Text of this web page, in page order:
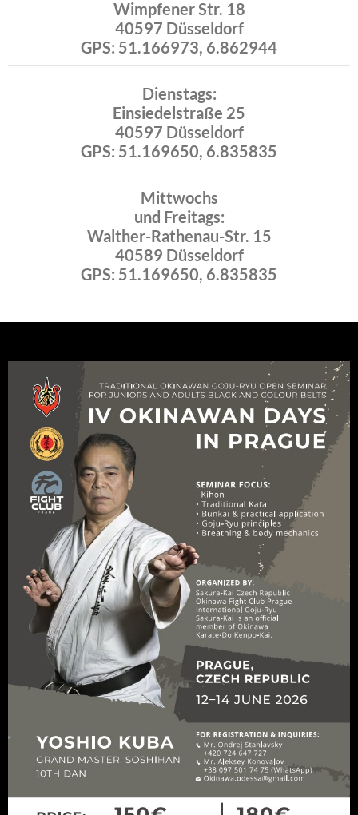
Wimpfener Str. 18
40597 Düsseldorf
GPS: 51.166973, 6.862944
Dienstags:
Einsiedelstraße 25
40597 Düsseldorf
GPS: 51.169650, 6.835835
Mittwochs
und Freitags:
Walther-Rathenau-Str. 15
40589 Düsseldorf
GPS: 51.169650, 6.835835